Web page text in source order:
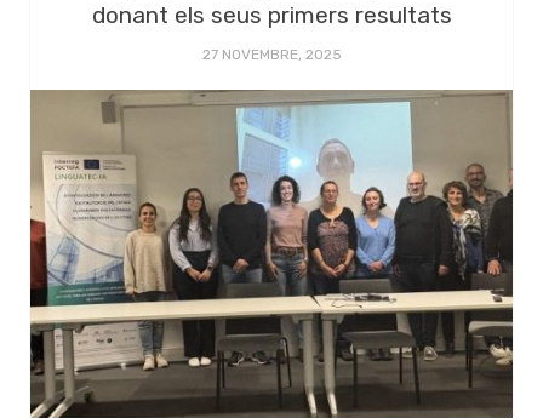
donant els seus primers resultats
27 NOVEMBRE, 2025